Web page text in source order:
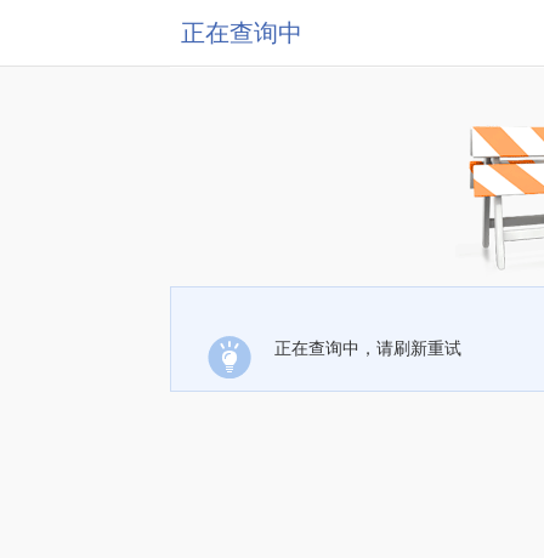
正在查询中
正在查询中，请刷新重试